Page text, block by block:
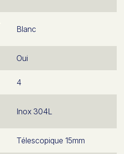
Blanc
Oui
4
Inox 304L
Télescopique 15mm